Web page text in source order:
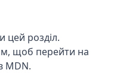
цей розділ.
щоб перейти на
MDN.